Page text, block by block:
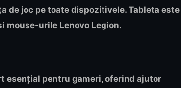
de joc pe toate dispozitivele. Tableta este
mouse-urile Lenovo Legion.
esențial pentru gameri, oferind ajutor